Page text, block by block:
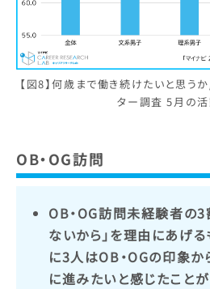
【図8】何歳まで働き続けたいと思
ター調査 5月の
OB・OG訪問
OB・OG訪問未経験者の3
ないから」を理由にあげ
に3人はOB・OGの印象か
に進みたいと感じたことが